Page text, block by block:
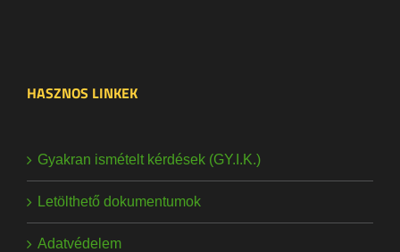
HASZNOS LINKEK
Gyakran ismételt kérdések (GY.I.K.)
Letölthető dokumentumok
Adatvédelem